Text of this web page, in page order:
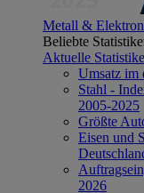
Metall &
Beliebte
Aktuelle
Umsatz im
Stahl -
2005-2025
Größte
Eisen und
2026